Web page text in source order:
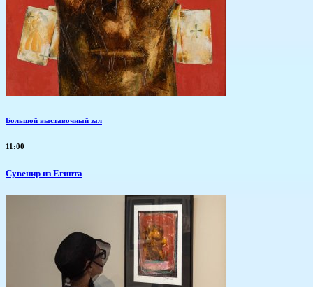
Большой выставочный зал
11:00
Сувенир из Египта